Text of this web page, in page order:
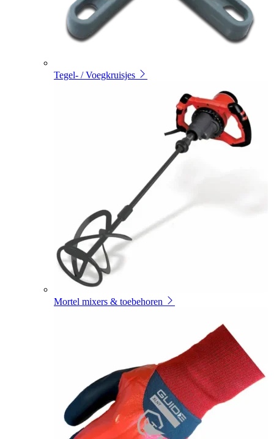
Tegel- / Voegkruisjes
Mortel mixers & toebehoren